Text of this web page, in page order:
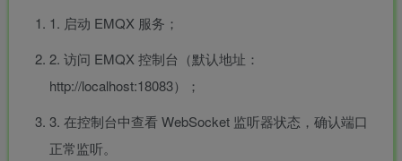
雅马
檀木黑
三角钢
乐器
破壁机家用低
1.75L大容量
多功能豆浆料
￥299
￥0.00
蛇
然放养老桶蜂
￥0.00
客栈
￥1.00
1. 启动 EMQX 服务；
2. 访问 EMQX 控制台（默认地址：
http://localhost:18083）；
3. 在控制台中查看 WebSocket 监听器状态，确认端口
正常监听。